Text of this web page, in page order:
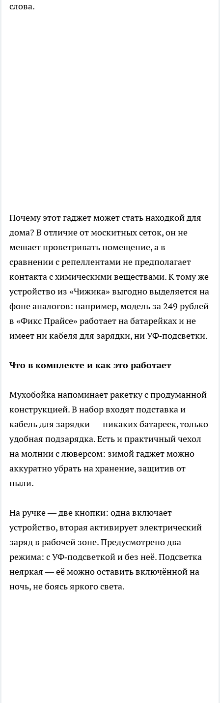
слова.
Почему этот гаджет может стать находкой для
дома? В отличие от москитных сеток, он не
мешает проветривать помещение, а в
сравнении с репеллентами не предполагает
контакта с химическими веществами. К тому же
устройство из «Чижика» выгодно выделяется на
фоне аналогов: например, модель за 249 рублей
в «Фикс Прайсе» работает на батарейках и не
имеет ни кабеля для зарядки, ни УФ‑подсветки.
Что в комплекте и как это работает
Мухобойка напоминает ракетку с продуманной
конструкцией. В набор входят подставка и
кабель для зарядки — никаких батареек, только
удобная подзарядка. Есть и практичный чехол
на молнии с люверсом: зимой гаджет можно
аккуратно убрать на хранение, защитив от
пыли.
На ручке — две кнопки: одна включает
устройство, вторая активирует электрический
заряд в рабочей зоне. Предусмотрено два
режима: с УФ‑подсветкой и без неё. Подсветка
неяркая — её можно оставить включённой на
ночь, не боясь яркого света.